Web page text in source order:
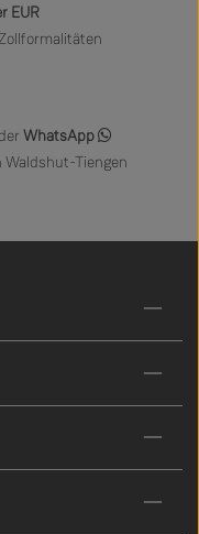
EUR
WhatsApp
Tiengen